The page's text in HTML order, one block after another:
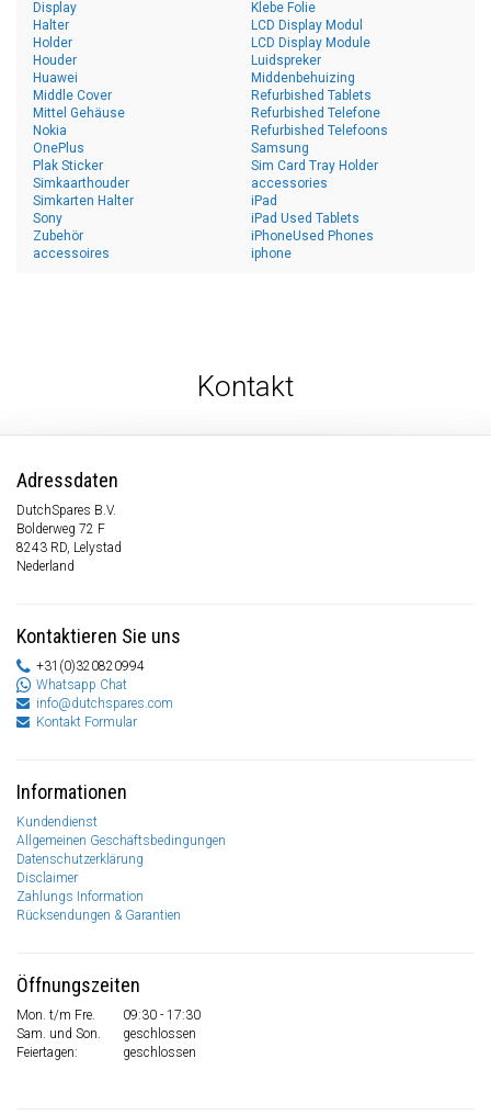
Display
Halter
Holder
Houder
Huawei
Klebe Folie
LCD Display Modul
LCD Display Module
Luidspreker
Middenbehuizing
Middle Cover
Mittel Gehäuse
Nokia
OnePlus
Plak Sticker
Refurbished Tablets
Refurbished Telefone
Refurbished Telefoons
Samsung
Sim Card Tray Holder
Simkaarthouder
Simkarten Halter
Sony
Zubehör
accessoires
accessories
iPad
iPad Used Tablets
iPhoneUsed Phones
iphone
Kontakt
Adressdaten
DutchSpares B.V.
Bolderweg 72 F
8243 RD, Lelystad
Nederland
Kontaktieren Sie uns
+31(0)320820994
Whatsapp Chat
info@dutchspares.com
Kontakt Formular
Informationen
Kundendienst
Allgemeinen Geschäftsbedingungen
Datenschutzerklärung
Disclaimer
Zahlungs Information
Rücksendungen & Garantien
Öffnungszeiten
Mon. t/m Fre.
09:30 - 17:30
Sam. und Son.
geschlossen
Feiertagen:
geschlossen